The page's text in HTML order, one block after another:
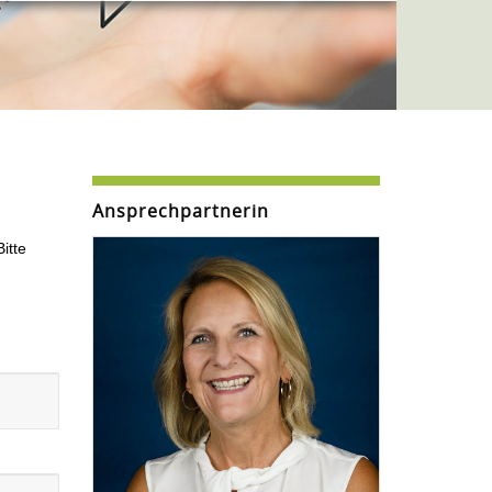
Ansprechpartnerin